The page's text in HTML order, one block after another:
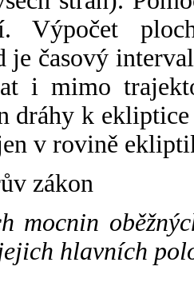
Výpočet
je časový
i mimo
dráhy k
v rovině
zákon
mocnin
hlavních